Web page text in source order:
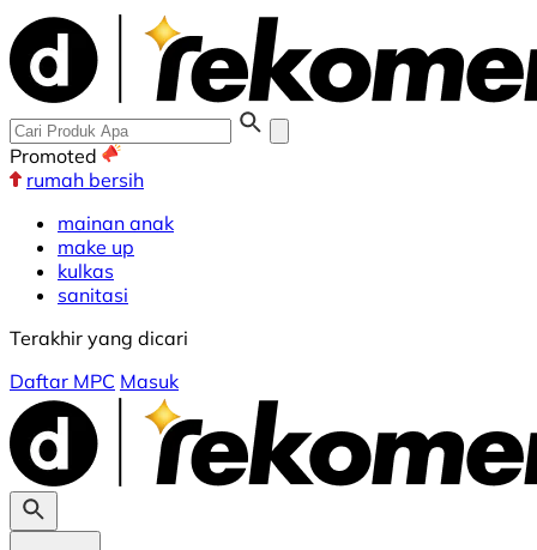
Promoted
rumah bersih
mainan anak
make up
kulkas
sanitasi
Terakhir yang dicari
Daftar MPC Masuk